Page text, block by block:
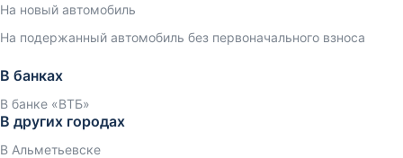
На новый автомобиль
На подержанный автомобиль без первоначального взноса
В банках
В банке «ВТБ»
В других городах
В Альметьевске